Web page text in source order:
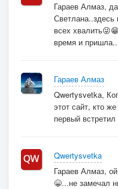
Гараев Алмаз,
Светлана..здесь
всех
время и
Гараев Алмаз
Qwertysvetka,
этот сайт, кто
первый встретил
Qwertysvetka
Гараев Алмаз,
😁...не замечал